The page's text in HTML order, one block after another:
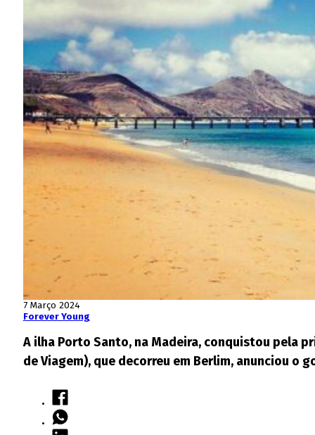
7 Março 2024
Forever Young
A ilha Porto Santo, na Madeira, conquistou pela
de Viagem), que decorreu em Berlim, anunciou o